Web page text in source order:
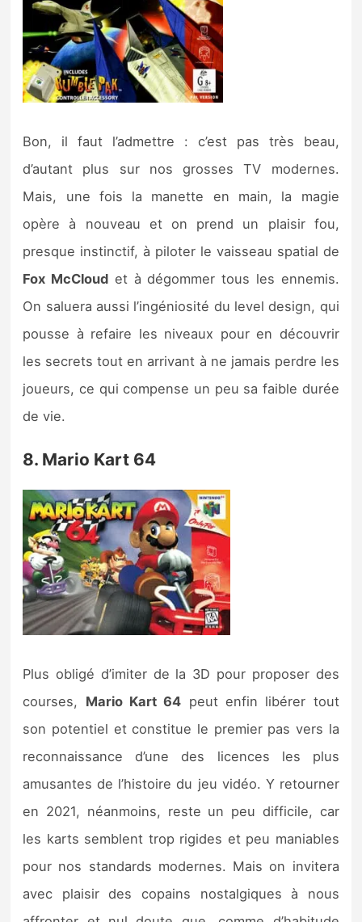
Bon, il faut l’admettre : c’est pas très beau,
d’autant plus sur nos grosses TV modernes.
Mais, une fois la manette en main, la magie
opère à nouveau et on prend un plaisir fou,
presque instinctif, à piloter le vaisseau spatial de
Fox McCloud et à dégommer tous les ennemis.
On saluera aussi l’ingéniosité du level design, qui
pousse à refaire les niveaux pour en découvrir
les secrets tout en arrivant à ne jamais perdre les
joueurs, ce qui compense un peu sa faible durée
de vie.
8. Mario Kart 64
Plus obligé d’imiter de la 3D pour proposer des
courses, Mario Kart 64 peut enfin libérer tout
son potentiel et constitue le premier pas vers la
reconnaissance d’une des licences les plus
amusantes de l’histoire du jeu vidéo. Y retourner
en 2021, néanmoins, reste un peu difficile, car
les karts semblent trop rigides et peu maniables
pour nos standards modernes. Mais on invitera
avec plaisir des copains nostalgiques à nous